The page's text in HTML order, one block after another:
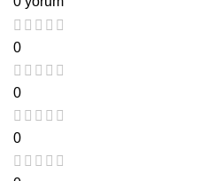
0
0
0